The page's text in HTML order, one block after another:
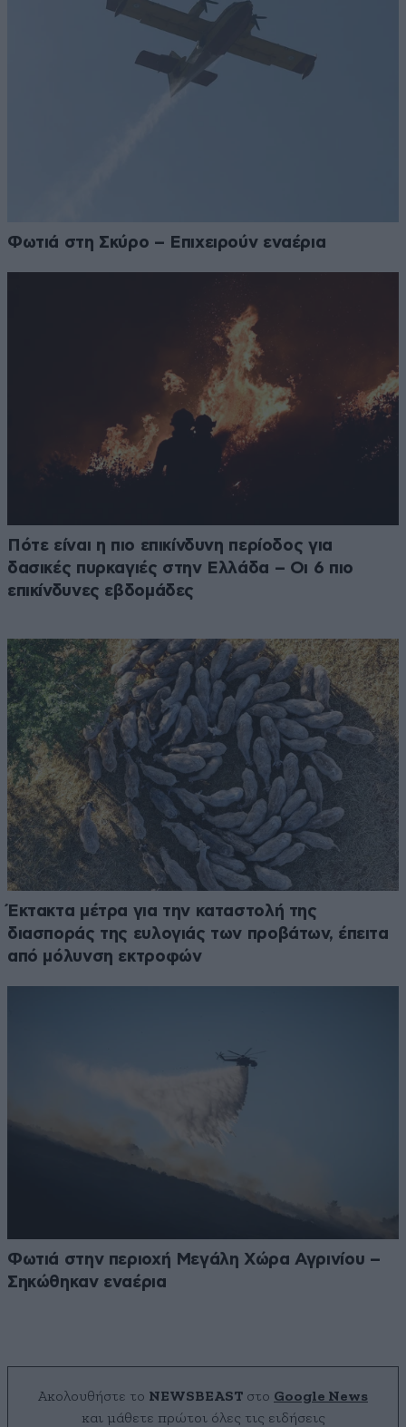
Φωτιά στη Σκύρο – Επιχειρούν εναέρια
Πότε είναι η πιο επικίνδυνη περίοδος για
δασικές πυρκαγιές στην Ελλάδα – Οι 6 πιο
επικίνδυνες εβδομάδες
Έκτακτα μέτρα για την καταστολή της
διασποράς της ευλογιάς των προβάτων, έπειτα
από μόλυνση εκτροφών
Φωτιά στην περιοχή Μεγάλη Χώρα Αγρινίου –
Σηκώθηκαν εναέρια
Ακολουθήστε το NEWSBEAST στο Google News
και μάθετε πρώτοι όλες τις ειδήσεις